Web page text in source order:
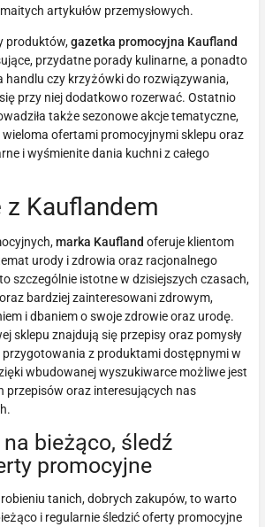
artykułów przemysłowych.
produktów,gazetka promocyjna Kaufland
przydatne porady kulinarne, a ponadto
handlu czy krzyżówki do rozwiązywania,
przy niej dodatkowo rozerwać. Ostatnio
także sezonowe akcje tematyczne,
wieloma ofertami promocyjnymi sklepu oraz
i wyśmienite dania kuchni z całego
z Kauflandem
marka Kaufland oferuje klientom
urody i zdrowia oraz racjonalnego
szczególnie istotne w dzisiejszych czasach,
bardziej zainteresowani zdrowym,
i dbaniem o swoje zdrowie oraz urodę.
sklepu znajdują się przepisy oraz pomysły
przygotowania z produktami dostępnymi w
wbudowanej wyszukiwarce możliwe jest
przepisów oraz interesujących nas
bieżąco, śledź
promocyjne
tanich, dobrych zakupów, to warto
i regularnie śledzić oferty promocyjne